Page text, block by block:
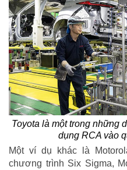
Toyota là một trong những
dụng RCA vào
Một ví dụ khác là
chương trình Six Sigma,